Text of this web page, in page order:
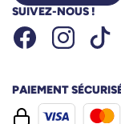
vous.
SUIVEZ-NOUS !
Facebook
PAIEMENT